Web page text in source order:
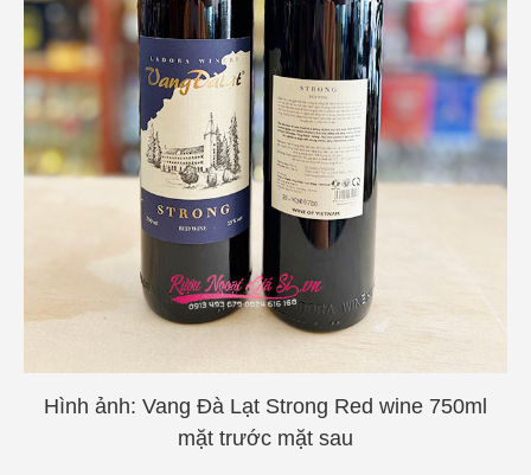
Hình ảnh: Vang Đà Lạt Strong Red wine 750ml
mặt trước mặt sau